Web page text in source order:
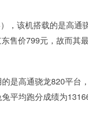
，该机搭载的是高通
售价799元，故而其
是高通骁龙820平台
平均跑分成绩为